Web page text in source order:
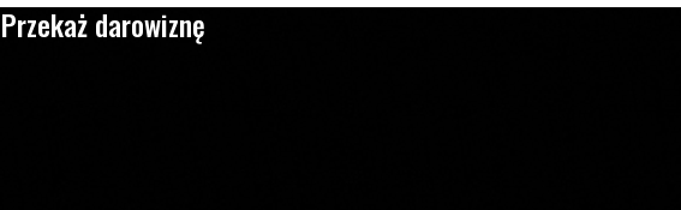
Przekaż darowiznę